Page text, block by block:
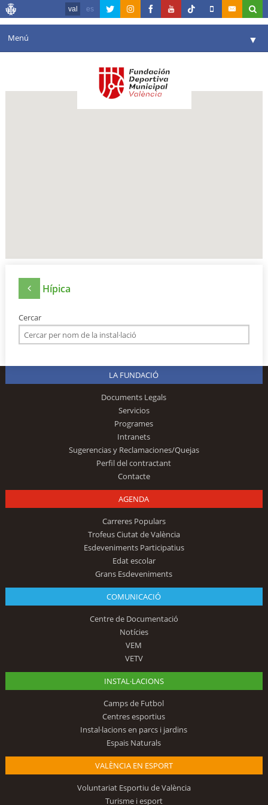
val es
Menú ▼
Agenda
Hípica
Cercar
LA FUNDACIÓ
Documents Legals
Servicios
Programes
Intranets
Sugerencias y Reclamaciones/Quejas
Perfil del contractant
Contacte
AGENDA
Carreres Populars
Trofeus Ciutat de València
Esdeveniments Participatius
Edat escolar
Grans Esdeveniments
COMUNICACIÓ
Centre de Documentació
Notícies
VEM
VETV
INSTAL·LACIONS
Camps de Futbol
Centres esportius
Instal·lacions en parcs i jardins
Espais Naturals
VALÈNCIA EN ESPORT
Voluntariat Esportiu de València
Turisme i esport